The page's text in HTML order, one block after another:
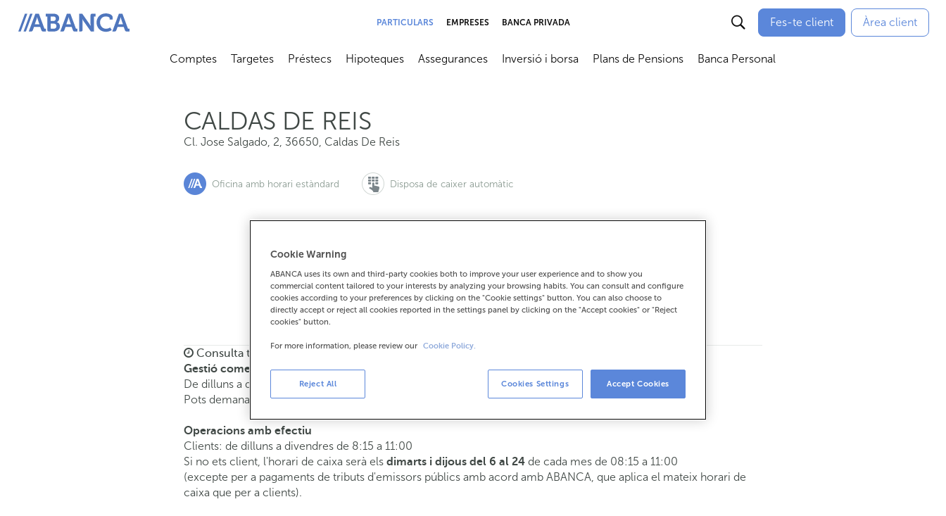
ABANCA
PARTICULARS EMPRESES BANCA PRIVADA Fes-te client Àrea client
Comptes
Abrir submenú
Targetes
Abrir submenú
Préstecs
Abrir submenú
Hipoteques
Abrir submenú
Assegurances
Abrir submenú
Inversió i borsa
Abrir submenú
Plans de Pensions
Abrir submenú
Banca Personal
CALDAS DE REIS
Cl. Jose Salgado, 2, 36650, Caldas De Reis
Oficina amb horari estàndard Disposa de caixer automàtic
Si vols demanar cita:
900 815 200 986539009 Com arribar
Consulta tots els horaris
Gestió comercial
De dilluns a divendres de8:15 a 14:00.
Pots demanar cita prèviai t'atendrem el dia i hora que triïs.
Operacions amb efectiu
Clients: de dilluns a divendres de 8:15 a 11:00
Si no ets client, l'horari de caixa serà els dimarts i dijous del 6 al 24 de cada mes de 08:15 a 11:00
(excepte per a pagaments de tributs d'emissors públics amb acord amb ABANCA, que aplica el mateix horari de
caixa que per a clients).
Cookie Warning
ABANCA uses its own and third-party cookies both to improve your user experience and to show you
commercial content tailored to your interests by analyzing your browsing habits. You can consult and configure
cookies according to your preferences by clicking on the "Cookie settings" button. You can also choose to
directly accept or reject all cookies reported in the settings panel by clicking on the "Accept cookies" or "Reject
cookies" button.
For more information, please review our Cookie Policy.
Reject All Cookies Settings Accept Cookies